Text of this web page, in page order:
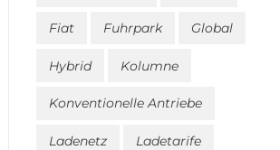
Fiat Fuhrpark Global
Hybrid Kolumne
Konventionelle Antriebe
Ladenetz Ladetarife